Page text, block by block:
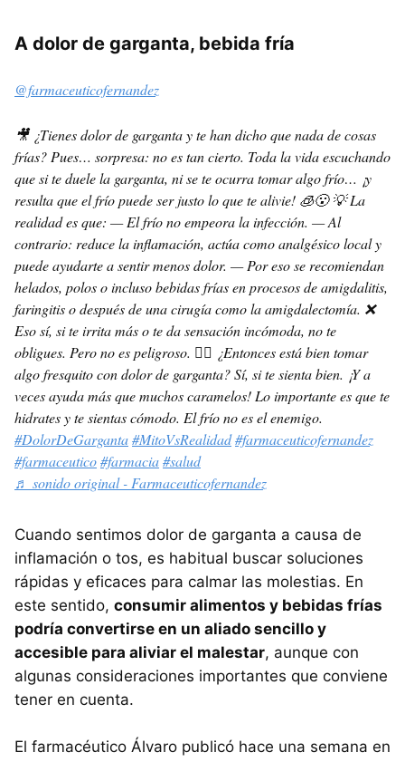
A dolor de garganta, bebida fría
@farmaceuticofernandez
🎥 ¿Tienes dolor de garganta y te han dicho que nada de cosas
frías? Pues… sorpresa: no es tan cierto. Toda la vida escuchando
que si te duele la garganta, ni se te ocurra tomar algo frío… ¡y
resulta que el frío puede ser justo lo que te alivie! 🧊😮 💡 La
realidad es que: — El frío no empeora la infección. — Al
contrario: reduce la inflamación, actúa como analgésico local y
puede ayudarte a sentir menos dolor. — Por eso se recomiendan
helados, polos o incluso bebidas frías en procesos de amigdalitis,
faringitis o después de una cirugía como la amigdalectomía. ❌
Eso sí, si te irrita más o te da sensación incómoda, no te
obligues. Pero no es peligroso. 🧑‍⚕️ ¿Entonces está bien tomar
algo fresquito con dolor de garganta? Sí, si te sienta bien. ¡Y a
veces ayuda más que muchos caramelos! Lo importante es que te
hidrates y te sientas cómodo. El frío no es el enemigo.
#DolorDeGarganta#MitoVsRealidad#farmaceuticofernandez
#farmaceutico#farmacia#salud
♬ sonido original - Farmaceuticofernandez
Cuando sentimos dolor de garganta a causa de
inflamación o tos, es habitual buscar soluciones
rápidas y eficaces para calmar las molestias. En
este sentido, consumir alimentos y bebidas frías
podría convertirse en un aliado sencillo y
accesible para aliviar el malestar, aunque con
algunas consideraciones importantes que conviene
tener en cuenta.
El farmacéutico Álvaro publicó hace una semana en